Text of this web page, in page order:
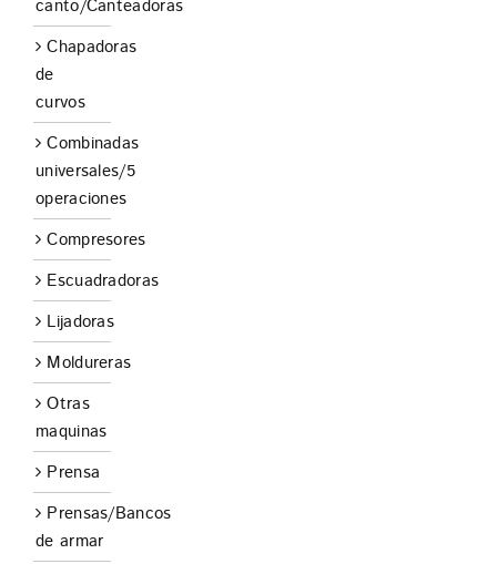
canto/Canteadoras
Chapadoras
de
curvos
Combinadas
universales/5
operaciones
Compresores
Escuadradoras
Lijadoras
Moldureras
Otras
maquinas
Prensa
Prensas/Bancos
de armar